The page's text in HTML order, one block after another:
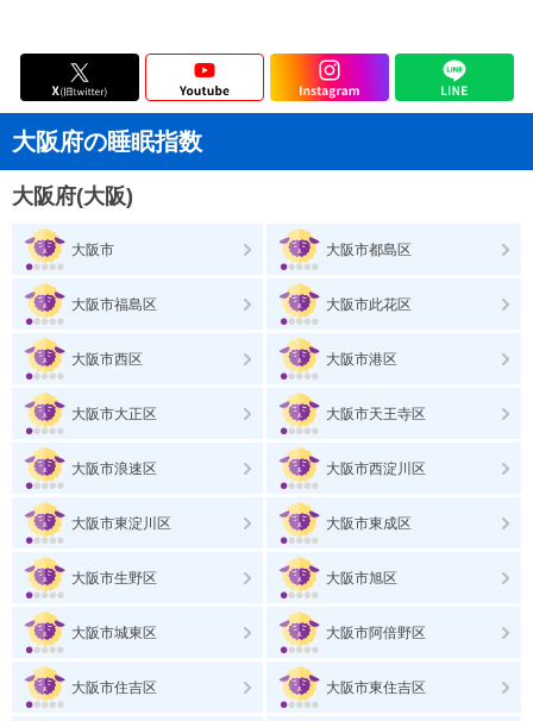
大阪府の睡眠指数
大阪府(大阪)
大阪市 大阪市都島区
大阪市福島区 大阪市此花区
大阪市西区 大阪市港区
大阪市大正区 大阪市天王寺区
大阪市浪速区 大阪市西淀川区
大阪市東淀川区 大阪市東成区
大阪市生野区 大阪市旭区
大阪市城東区 大阪市阿倍野区
大阪市住吉区 大阪市東住吉区